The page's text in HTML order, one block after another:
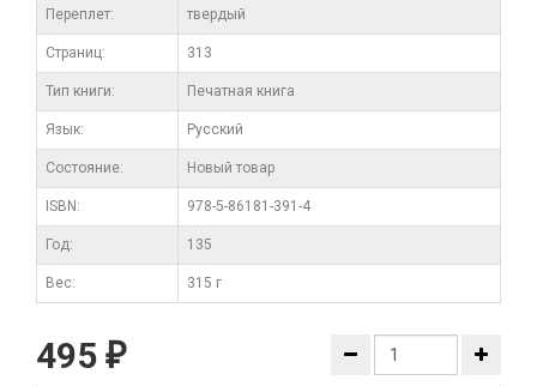
Переплет: твердый
Cтраниц: 313
Тип книги: Печатная книга
Язык: Русский
Состояние: Новый товар
ISBN: 978-5-86181-391-4
Год: 135
Вес: 315 г
495 ₽